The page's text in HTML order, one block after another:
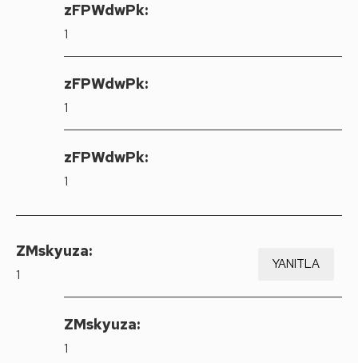
zFPWdwPk:
1
zFPWdwPk:
1
zFPWdwPk:
1
ZMskyuza:
YANITLA
1
ZMskyuza:
1